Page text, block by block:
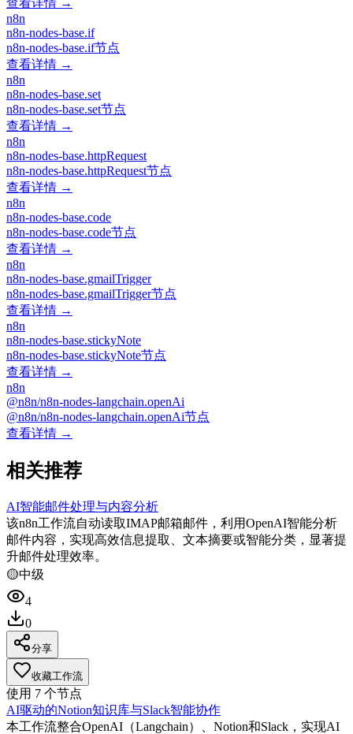
n8n
n8n-nodes-base.if
n8n-nodes-base.if节点
查看详情 →
n8n
n8n-nodes-base.set
n8n-nodes-base.set节点
查看详情 →
n8n
n8n-nodes-base.httpRequest
n8n-nodes-base.httpRequest节点
查看详情 →
n8n
n8n-nodes-base.code
n8n-nodes-base.code节点
查看详情 →
n8n
n8n-nodes-base.gmailTrigger
n8n-nodes-base.gmailTrigger节点
查看详情 →
n8n
n8n-nodes-base.stickyNote
n8n-nodes-base.stickyNote节点
查看详情 →
n8n
@n8n/n8n-nodes-langchain.openAi
@n8n/n8n-nodes-langchain.openAi节点
查看详情 →
相关推荐
AI智能邮件处理与内容分析
该n8n工作流自动读取IMAP邮箱邮件，利用OpenAI智能分析
邮件内容，实现高效信息提取、文本摘要或智能分类，显著提
升邮件处理效率。
🟡中级
4
0
分享
收藏工作流
使用 7 个节点
AI驱动的Notion知识库与Slack智能协作
本工作流整合OpenAI（Langchain）、Notion和Slack，实现AI